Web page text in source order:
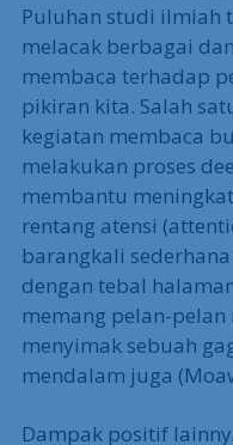
Puluhan studi ilmiah
melacak berbagai
membaca terhadap
pikiran kita. Salah
kegiatan membaca
melakukan proses
membantu
rentang atensi
barangkali
dengan tebal
memang pelan-
menyimak sebuah
mendalam juga
Dampak positif